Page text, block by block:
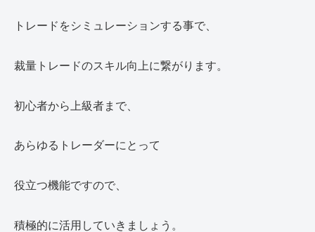
トレードをシミュレーションする事で、
裁量トレードのスキル向上に繋がります。
初心者から上級者まで、
あらゆるトレーダーにとって
役立つ機能ですので、
積極的に活用していきましょう。